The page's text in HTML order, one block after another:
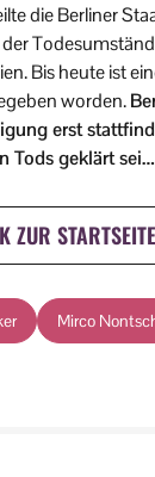
die Berliner
Bis heute ist
worden.
erst
Tods geklärt sei…
ZUR
Mirco